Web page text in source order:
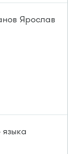
Ярослав
языка